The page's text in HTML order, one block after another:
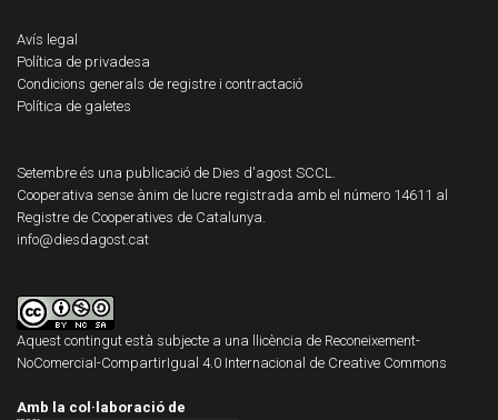
Avís legal
Política de privadesa
Condicions generals de registre i contractació
Política de galetes
Setembre és una publicació de Dies d'agost SCCL.
Cooperativa sense ànim de lucre registrada amb el número 14611 al
Registre de Cooperatives de Catalunya.
info@diesdagost.cat
Aquest contingut està subjecte a una llicència de Reconeixement-
NoComercial-CompartirIgual 4.0 Internacional de Creative Commons
Amb la col·laboració de